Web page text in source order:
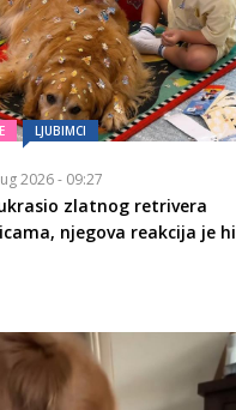
LJUBIMCI
2026 - 09:27
zlatnog retrivera
njegova reakcija je